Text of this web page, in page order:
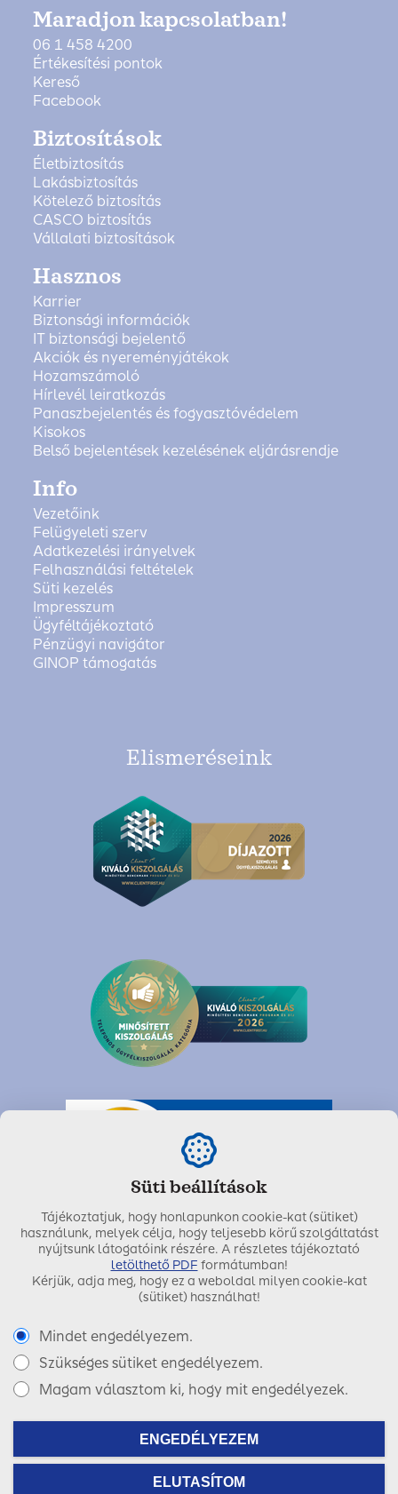
Maradjon kapcsolatban!
06 1 458 4200
Értékesítési pontok
Kereső
Facebook
Biztosítások
Életbiztosítás
Lakásbiztosítás
Kötelező biztosítás
CASCO biztosítás
Vállalati biztosítások
Hasznos
Karrier
Biztonsági információk
IT biztonsági bejelentő
Akciók és nyereményjátékok
Hozamszámoló
Hírlevél leiratkozás
Panaszbejelentés és fogyasztóvédelem
Kisokos
Belső bejelentések kezelésének eljárásrendje
Info
Vezetőink
Felügyeleti szerv
Adatkezelési irányelvek
Felhasználási feltételek
Süti kezelés
Impresszum
Ügyféltájékoztató
Pénzügyi navigátor
GINOP támogatás
Elismeréseink
Utolsó módosítás dátuma:2021. március 19.
Copyright © 2017 SIGNAL IDUNA Biztosító Zrt.
FacebookLinkedInInstagram
Süti beállítások
Tájékoztatjuk, hogy honlapunkon cookie-kat (sütiket)
használunk, melyek célja, hogy teljesebb körű szolgáltatást
nyújtsunk látogatóink részére. A részletes tájékoztató
letölthető PDF formátumban!
Kérjük, adja meg, hogy ez a weboldal milyen cookie-kat
(sütiket) használhat!
Mindet engedélyezem.
Szükséges sütiket engedélyezem.
Magam választom ki, hogy mit engedélyezek.
ENGEDÉLYEZEM
ELUTASÍTOM